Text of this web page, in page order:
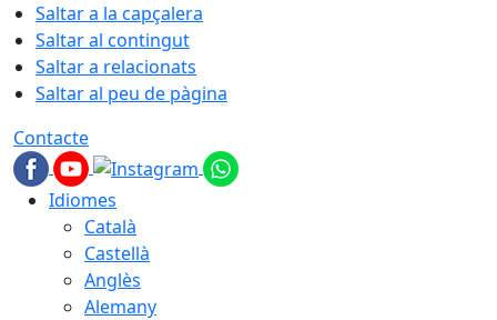
Saltar a la capçalera
Saltar al contingut
Saltar a relacionats
Saltar al peu de pàgina
Contacte
Idiomes
Català
Castellà
Anglès
Alemany